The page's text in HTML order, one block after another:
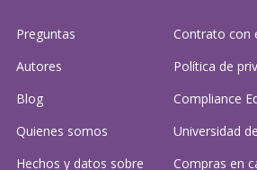
Preguntas
Autores
Blog
Quienes somos
Hechos y datos sobre
Contrato con
Política de
Compliance
Universidad
Compras en